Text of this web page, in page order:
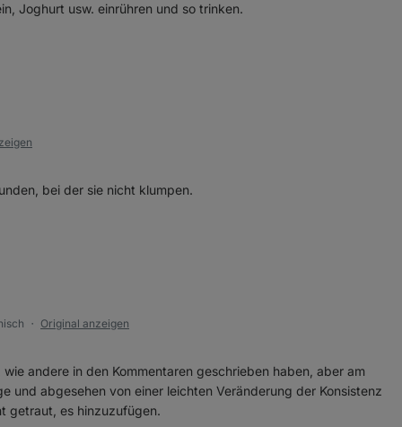
Joghurt usw. einrühren und so trinken.
bei der sie nicht klumpen.
●
Original anzeigen
andere in den Kommentaren geschrieben haben, aber am
und abgesehen von einer leichten Veränderung der Konsistenz
getraut, es hinzuzufügen.